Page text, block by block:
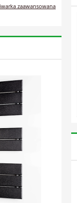
zaawansowana